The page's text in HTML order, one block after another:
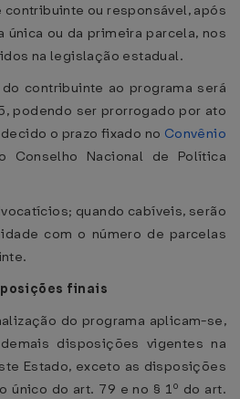
contribuinte ou responsável, após
única ou da primeira parcela, nos
na legislação estadual.
contribuinte ao programa será
podendo ser prorrogado por ato
o prazo fixado no Convênio
Conselho Nacional de Política
quando cabíveis, serão
com o número de parcelas
finais
do programa aplicam-se,
disposições vigentes na
Estado, exceto as disposições
único do art. 79 e no § 1º do art.